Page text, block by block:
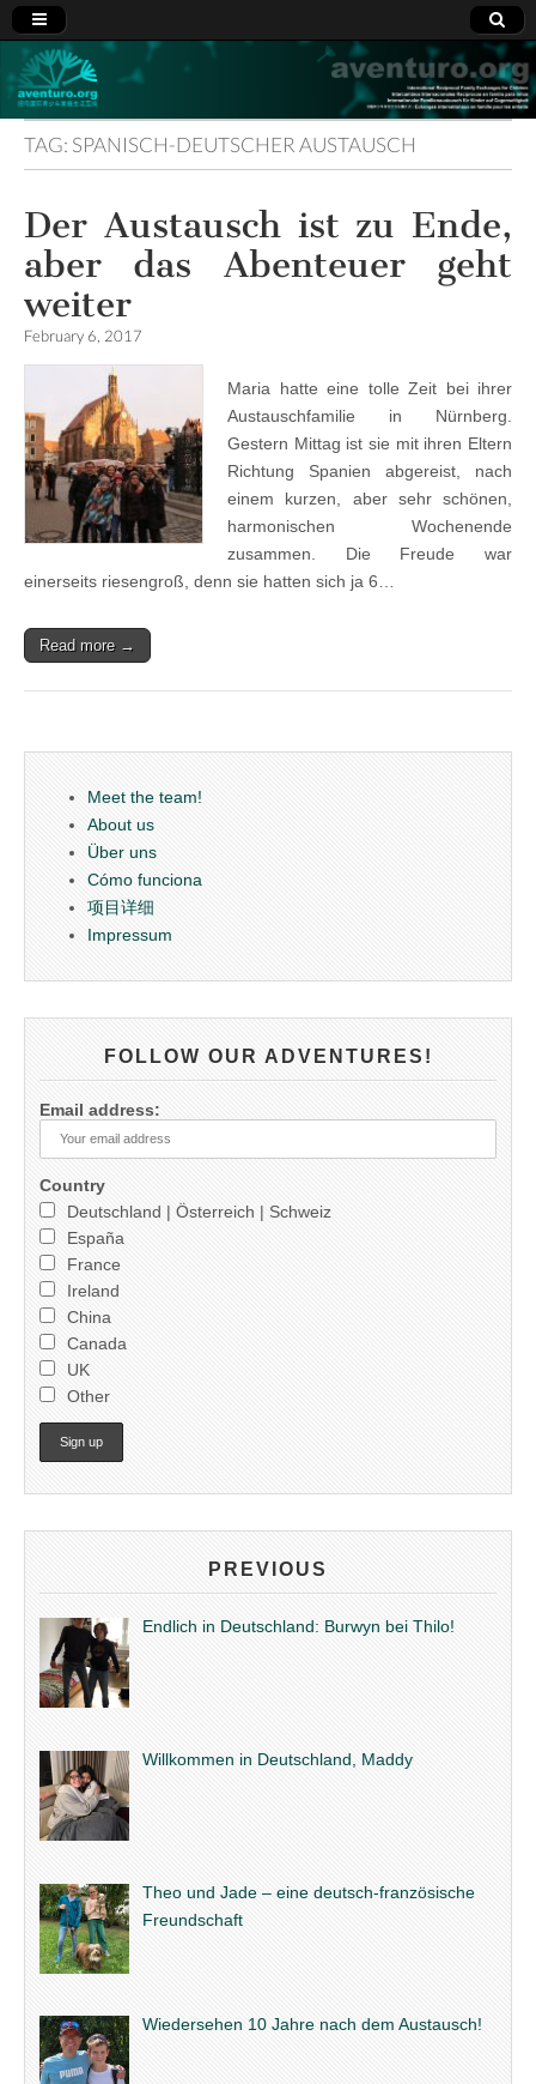
Aventuro.org
International
Reciprocal
Exchanges
for Children
TAG: SPANISCH-DEUTSCHER AUSTAUSCH
Der Austausch ist zu Ende,
aber das Abenteuer geht
weiter
February 6, 2017
Maria hatte eine tolle Zeit bei ihrer
Austauschfamilie in Nürnberg.
Gestern Mittag ist sie mit ihren Eltern
Richtung Spanien abgereist, nach
einem kurzen, aber sehr schönen,
harmonischen Wochenende
zusammen. Die Freude war
einerseits riesengroß, denn sie hatten sich ja 6…
Read more →
Meet the team!
About us
Über uns
Cómo funciona
项目详细
Impressum
FOLLOW OUR ADVENTURES!
Email address:
Country
Deutschland | Österreich | Schweiz
España
France
Ireland
China
Canada
UK
Other
PREVIOUS
Endlich in Deutschland: Burwyn bei Thilo!
Willkommen in Deutschland, Maddy
Theo und Jade – eine deutsch-französische
Freundschaft
Wiedersehen 10 Jahre nach dem Austausch!